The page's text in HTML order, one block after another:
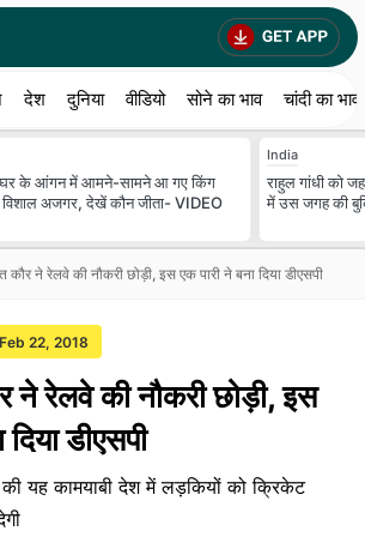
देश दुनिया वीडियो सोने का भाव चांदी का भाव
घर के आंगन में आमने-सामने आ गए किंग
विशाल अजगर, देखें कौन जीता- VIDEO
India
राहुल गांधी को
में उस जगह की
कौर ने रेलवे की नौकरी छोड़ी, इस एक पारी ने बना दिया डीएसपी
22, 2018
ने रेलवे की नौकरी छोड़ी, इस
डीएसपी
की यह कामयाबी देश में लड़कियों को क्रिकेट